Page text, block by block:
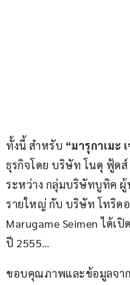
ทั้งนี้ สำหรับ “มารุกาเมะ
ธุรกิจโดย บริษัท โนดุ ฟู้ดส์
ระหว่าง กลุ่มบริษัทบูทิค
รายใหญ่ กับ บริษัท โทริด
Marugame Seimen ได้เ
ปี 2555…
ขอบคุณภาพและข้อมูลจาก